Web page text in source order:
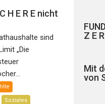
H E R E nicht
sind
„Die
Soziales
Z E R
Mit
von